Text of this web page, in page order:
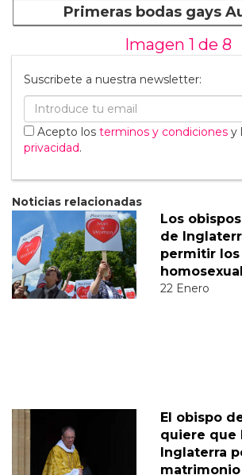
Primeras bodas gays
Imagen 1 de 8
Suscribete a nuestra newsletter:
Acepto los terminos y condiciones y
privacidad.
Noticias relacionadas
Los
de
permitir
22 Enero
El obispo
quiere que
Inglaterra